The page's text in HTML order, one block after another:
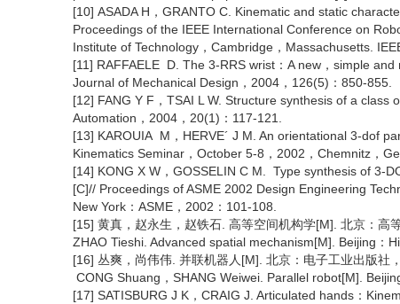
[10] ASADA H，GRANTO C. Kinematic and static
Proceedings of the IEEE International Conference on
Institute of Technology，Cambridge，Massachusetts.
[11] RAFFAELE D. The 3-RRS wrist：A new，simple
Journal of Mechanical Design，2004，126(5)：850-855.
[12] FANG Y F，TSAI L W. Structure synthesis of a
Automation，2004，20(1)：117-121.
[13] KAROUIA M，HERVE´ J M. An orientational 3-dof
Kinematics Seminar，October 5-8，2002，Chemnitz，
[14] KONG X W，GOSSELIN C M. Type synthesis of 3-
[C]// Proceedings of ASME 2002 Design Engineering
New York：ASME，2002：101-108.
[15] 黄真，赵永生，赵铁石. 高等空间机构学[M]. 北京：高
ZHAO Tieshi. Advanced spatial mechanism[M]. Beijing：
[16] 丛爽，尚伟伟. 并联机器人[M]. 北京：电子工业出版社
CONG Shuang，SHANG Weiwei. Parallel robot[M].
[17] SATISBURG J K，CRAIG J. Articulated hands：